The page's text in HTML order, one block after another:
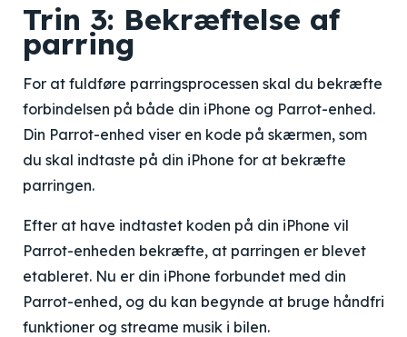
Trin 3: Bekræftelse af
parring
For at fuldføre parringsprocessen skal du bekræfte
forbindelsen på både din iPhone og Parrot-enhed.
Din Parrot-enhed viser en kode på skærmen, som
du skal indtaste på din iPhone for at bekræfte
parringen.
Efter at have indtastet koden på din iPhone vil
Parrot-enheden bekræfte, at parringen er blevet
etableret. Nu er din iPhone forbundet med din
Parrot-enhed, og du kan begynde at bruge håndfri
funktioner og streame musik i bilen.